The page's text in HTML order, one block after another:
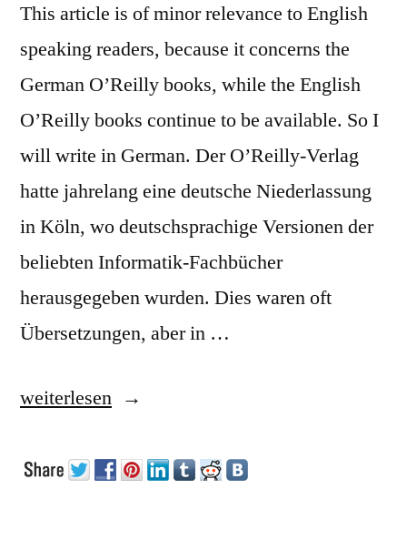
This article is of minor relevance to English
speaking readers, because it concerns the
German O’Reilly books, while the English
O’Reilly books continue to be available. So I
will write in German. Der O’Reilly-Verlag
hatte jahrelang eine deutsche Niederlassung
in Köln, wo deutschsprachige Versionen der
beliebten Informatik-Fachbücher
herausgegeben wurden. Dies waren oft
Übersetzungen, aber in …
„O’Reilly
Aktivitäten
weiterlesen